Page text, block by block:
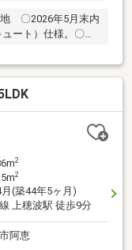
地 〇2026年5月末内
ート）仕様。〇駐
2
2
(築44年5ヶ月)
上穂波駅 徒歩9分
阿恵